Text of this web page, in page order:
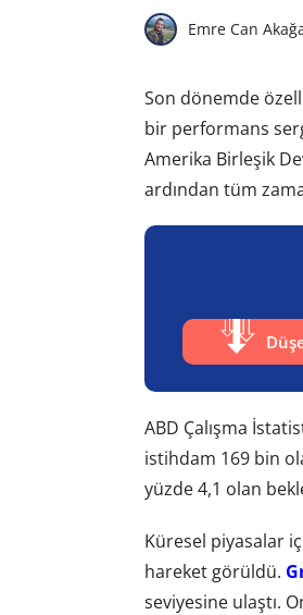
Emre Can
Son dönemde
bir performans
Amerika Birleşik
ardından tüm
ABD Çalışma
istihdam 169 bin
yüzde 4,1 olan
Küresel piyasalar
hareket görüldü.
seviyesine ulaştı.